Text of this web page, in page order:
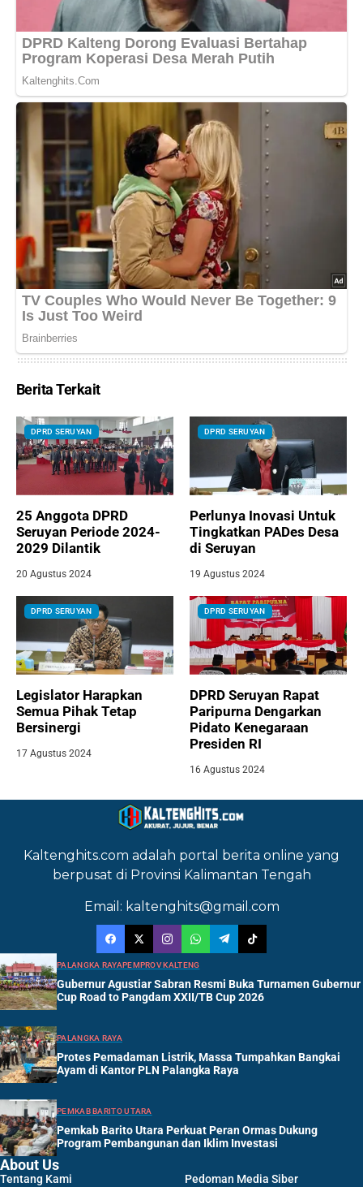
Berita Terkait
DPRD SERUYAN
25 Anggota DPRD
Seruyan Periode 2024-
2029 Dilantik
20 Agustus 2024
DPRD SERUYAN
Perlunya Inovasi Untuk
Tingkatkan PADes Desa
di Seruyan
19 Agustus 2024
DPRD SERUYAN
Legislator Harapkan
Semua Pihak Tetap
Bersinergi
17 Agustus 2024
DPRD SERUYAN
DPRD Seruyan Rapat
Paripurna Dengarkan
Pidato Kenegaraan
Presiden RI
16 Agustus 2024
Kaltenghits.com adalah portal berita online yang
berpusat di Provinsi Kalimantan Tengah
Email: kaltenghits@gmail.com
PALANGKA RAYAPEMPROV KALTENG
Gubernur Agustiar Sabran Resmi Buka Turnamen Gubernur
Cup Road to Pangdam XXII/TB Cup 2026
PALANGKA RAYA
Protes Pemadaman Listrik, Massa Tumpahkan Bangkai
Ayam di Kantor PLN Palangka Raya
PEMKAB BARITO UTARA
Pemkab Barito Utara Perkuat Peran Ormas Dukung
Program Pembangunan dan Iklim Investasi
About Us
Tentang Kami Pedoman Media Siber